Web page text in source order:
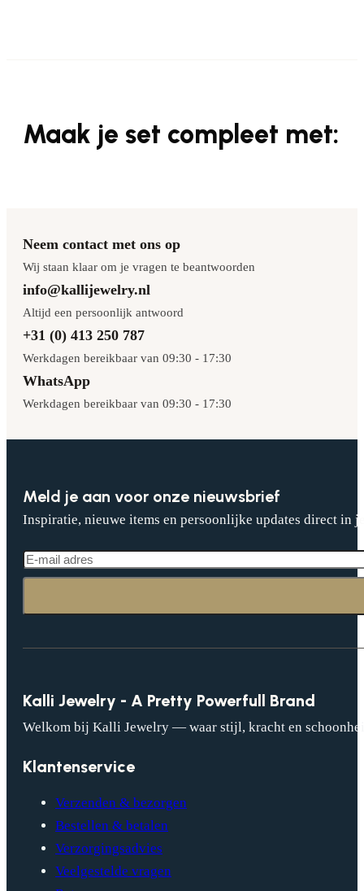
Maak je set compleet met:
Neem contact met ons op
Wij staan klaar om je vragen te beantwoorden
info@kallijewelry.nl
Altijd een persoonlijk antwoord
+31 (0) 413 250 787
Werkdagen bereikbaar van 09:30 - 17:30
WhatsApp
Werkdagen bereikbaar van 09:30 - 17:30
Meld je aan voor onze nieuwsbrief
Inspiratie, nieuwe items en persoonlijke updates direct in
Kalli Jewelry - A Pretty Powerfull Brand
Welkom bij Kalli Jewelry — waar stijl, kracht en
Klantenservice
Verzenden & bezorgen
Bestellen & betalen
Verzorgingsadvies
Veelgestelde vragen